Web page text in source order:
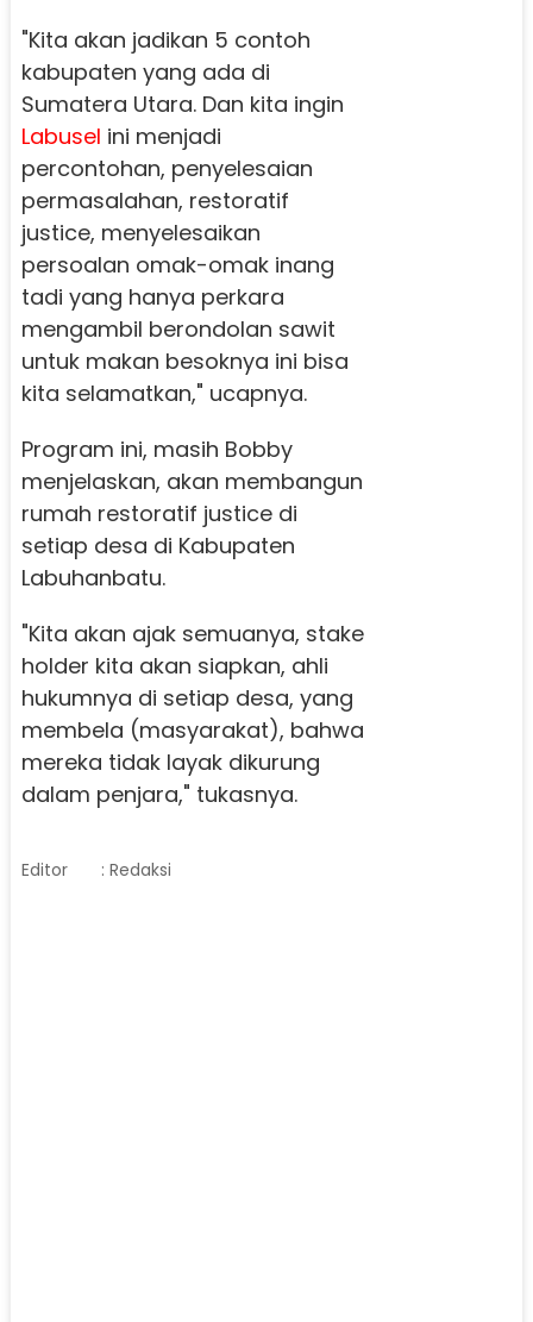
"Kita akan jadikan 5 contoh
kabupaten yang ada di
Sumatera Utara. Dan kita ingin
Labusel ini menjadi
percontohan, penyelesaian
permasalahan, restoratif
justice, menyelesaikan
persoalan omak-omak inang
tadi yang hanya perkara
mengambil berondolan sawit
untuk makan besoknya ini bisa
kita selamatkan," ucapnya.
Program ini, masih Bobby
menjelaskan, akan membangun
rumah restoratif justice di
setiap desa di Kabupaten
Labuhanbatu.
"Kita akan ajak semuanya, stake
holder kita akan siapkan, ahli
hukumnya di setiap desa, yang
membela (masyarakat), bahwa
mereka tidak layak dikurung
dalam penjara," tukasnya.
Editor : Redaksi